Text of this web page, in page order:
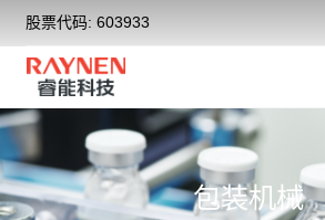
股票代码: 603933
包装机械